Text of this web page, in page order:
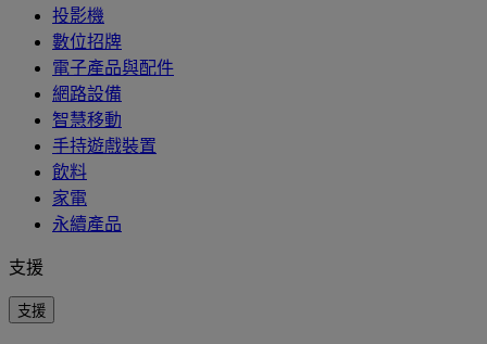
投影機
數位招牌
電子產品與配件
網路設備
智慧移動
手持遊戲裝置
飲料
家電
永續產品
支援
支援